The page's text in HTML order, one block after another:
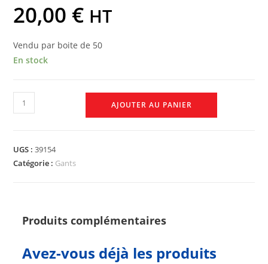
20,00 € HT
Vendu par boite de 50
En stock
AJOUTER AU PANIER
UGS :39154
Catégorie : Gants
Produits complémentaires
Avez-vous déjà les produits